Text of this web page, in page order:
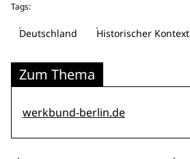
Tags:
Deutschland Historischer Kontext
Zum Thema
werkbund-berlin.de